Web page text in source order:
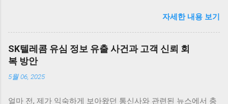
이 여전히 불확실하다고 전하며 주목받고 있습니다. 암호화폐
시장의 반응 암호화폐 시장은 매우 흥미로운 반응을 보이고 있
습니다. 최근 연방준비제도(Fed)의 금리 인하 발표 이후, 여러
주요 암호화폐의 가격이 즉각적으로 상승세를 타기 시작했습니
다. 이러한 상승세는 애널리스트들에 의하면 이미 시장에 반영
이 되어 있었던 것으로 해석되고 있습니다. 가장 먼저 비트코인
자세한 내용 보기
SK텔레콤 유심 정보 유출 사건과 고객 신뢰 회
복 방안
5월 06, 2025
얼마 전, 제가 익숙하게 보아왔던 통신사와 관련된 뉴스에서 충